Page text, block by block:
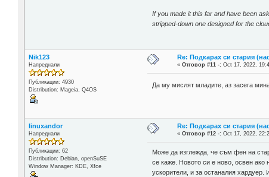
If you made it this far and have been
stripped-down one designed for the
Nik123
Напреднали
Публикации: 4930
Distribution: Mageia, Q4OS
Re: Подкарах си стария
«Отговор #11 -: Oct 17, 2022,
Да му мислят младите, аз засега
linuxandor
Напреднали
Публикации: 62
Distribution: Debian, openSuSE
Window Manager: KDE, Xfce
Re: Подкарах си стария
«Отговор #12 -: Oct 17, 2022,
Може да изглежда, че съм фен на
се каже. Новото си е ново, освен ако
ускорители, и за останалия